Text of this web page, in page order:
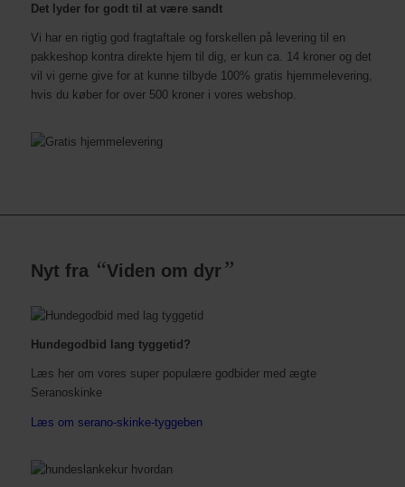
Det lyder for godt til at være sandt
Vi har en rigtig god fragtaftale og forskellen på levering til en
pakkeshop kontra direkte hjem til dig, er kun ca. 14 kroner og det
vil vi gerne give for at kunne tilbyde 100% gratis hjemmelevering,
hvis du køber for over 500 kroner i vores webshop.
Nyt fra “Viden om dyr ”
Hundegodbid lang tyggetid?
Læs her om vores super populære godbider med ægte
Seranoskinke
Læs om serano-skinke-tyggeben